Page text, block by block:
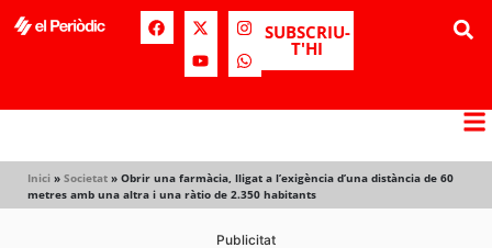
SUBSCRIU-
T'HI
Inici » Societat » Obrir una farmàcia, lligat a l’exigència d’una distància de 60
metres amb una altra i una ràtio de 2.350 habitants
Publicitat